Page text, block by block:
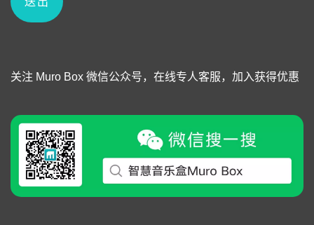
关注 Muro Box 微信公众号，在线专人客服，加入获得优惠